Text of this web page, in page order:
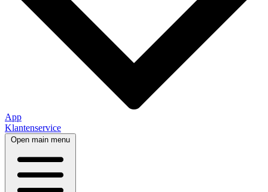
App
Klantenservice
Open main menu